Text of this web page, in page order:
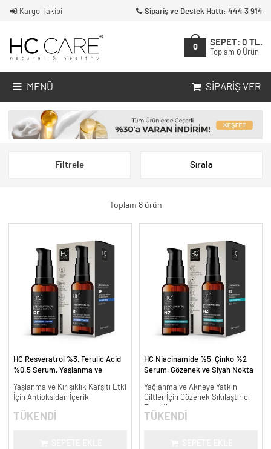
Kargo Takibi Sipariş ve Destek Hattı: 444 3 914
0
SEPET: 0 TL.
Toplam 0 Ürün
MENÜ SIPARIŞ VER
Filtrele Sırala
Toplam 8 ürün
HC Resveratrol %3, Ferulic Acid
%0.5 Serum, Yaşlanma ve
Yaşlanma ve Kırışıklık Karşıtı Etki
İçin Antioksidan İçerik
TÜKENDİ
HC Niacinamide %5, Çinko %2
Serum, Gözenek ve Siyah Nokta
30 ml.
Yağlanma ve Akneye Yatkın
Ciltler İçin Gözenek Sıkılaştırıcı
Formül
TÜKENDİ